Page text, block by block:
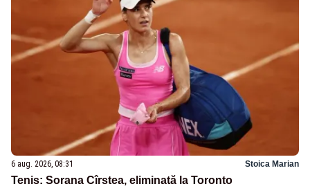
6 aug. 2026, 08:31 Stoica Marian
Tenis: Sorana Cîrstea, eliminată la Toronto